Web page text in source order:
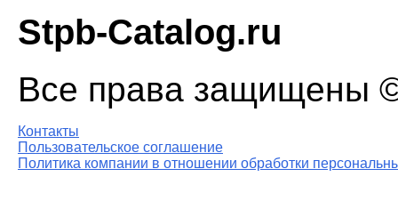
Stpb-Catalog.ru
Все права защищены
Контакты
Пользовательское соглашение
Политика компании в отношении обработки